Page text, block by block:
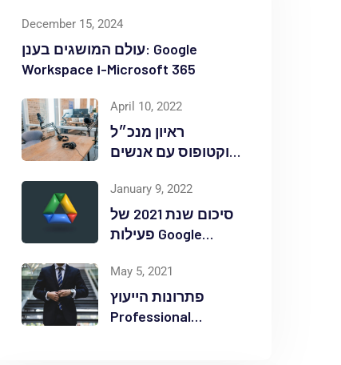
December 15, 2024
עולם המושגים בענן: Google
Workspace ו-Microsoft 365
April 10, 2022
ראיון מנכ״ל
אוקטופוס עם אנשים
אירוע Red Hat
OpenShift Commons
January 9, 2022
סיכום שנת 2021 של
פעילות Google
באוקטופוס
May 5, 2021
פתרונות הייעוץ
Professional